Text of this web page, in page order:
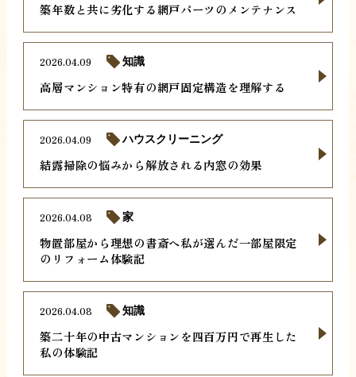
築年数と共に劣化する網戸パーツのメンテナンス
高層マンション特有の網戸固定構造を理解する
2026.04.09 知識
結露掃除の悩みから解放される内窓の効果
2026.04.09 ハウスクリーニング
物置部屋から理想の書斎へ私が選んだ一部屋限定
のリフォーム体験記
2026.04.08 家
築二十年の中古マンションを四百万円で再生した
私の体験記
2026.04.08 知識